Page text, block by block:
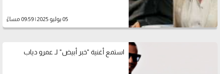
05 يوليو 2025 | 09:59 مساءً
استمع أغنية "خبر أبيض" لـ عمرو دياب